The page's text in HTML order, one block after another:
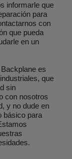
informarle que
para
con
que pueda
en un
es
que
sin
con nosotros
y no dude en
básico para